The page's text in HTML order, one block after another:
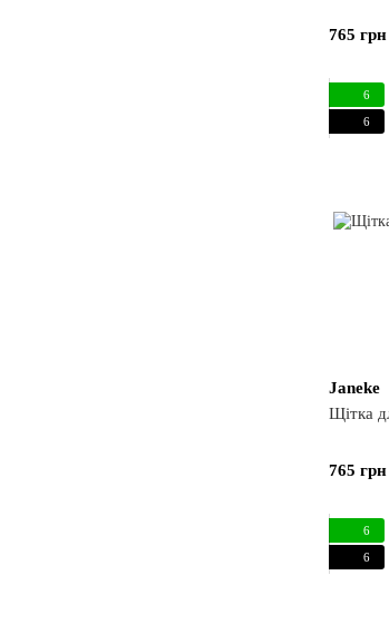
765 грн
6
6
Janeke
Щітка
765 грн
6
6